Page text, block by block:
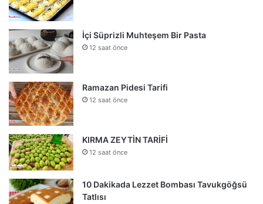
İçi Süprizli Muhteşem Bir Pasta
12 saat önce
Ramazan Pidesi Tarifi
12 saat önce
KIRMA ZEYTİN TARİFİ
12 saat önce
10 Dakikada Lezzet Bombası Tavukgöğsü
Tatlısı